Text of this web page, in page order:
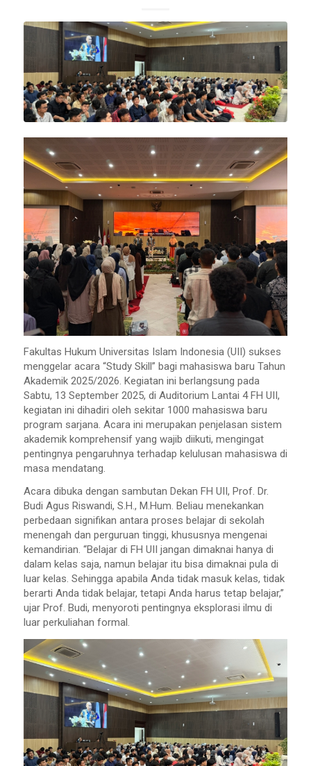
Fakultas Hukum Universitas Islam Indonesia (UII) sukses
menggelar acara “Study Skill” bagi mahasiswa baru Tahun
Akademik 2025/2026. Kegiatan ini berlangsung pada
Sabtu, 13 September 2025, di Auditorium Lantai 4 FH UII,
kegiatan ini dihadiri oleh sekitar 1000 mahasiswa baru
program sarjana. Acara ini merupakan penjelasan sistem
akademik komprehensif yang wajib diikuti, mengingat
pentingnya pengaruhnya terhadap kelulusan mahasiswa di
masa mendatang.
Acara dibuka dengan sambutan Dekan FH UII, Prof. Dr.
Budi Agus Riswandi, S.H., M.Hum. Beliau menekankan
perbedaan signifikan antara proses belajar di sekolah
menengah dan perguruan tinggi, khususnya mengenai
kemandirian. “Belajar di FH UII jangan dimaknai hanya di
dalam kelas saja, namun belajar itu bisa dimaknai pula di
luar kelas. Sehingga apabila Anda tidak masuk kelas, tidak
berarti Anda tidak belajar, tetapi Anda harus tetap belajar,”
ujar Prof. Budi, menyoroti pentingnya eksplorasi ilmu di
luar perkuliahan formal.